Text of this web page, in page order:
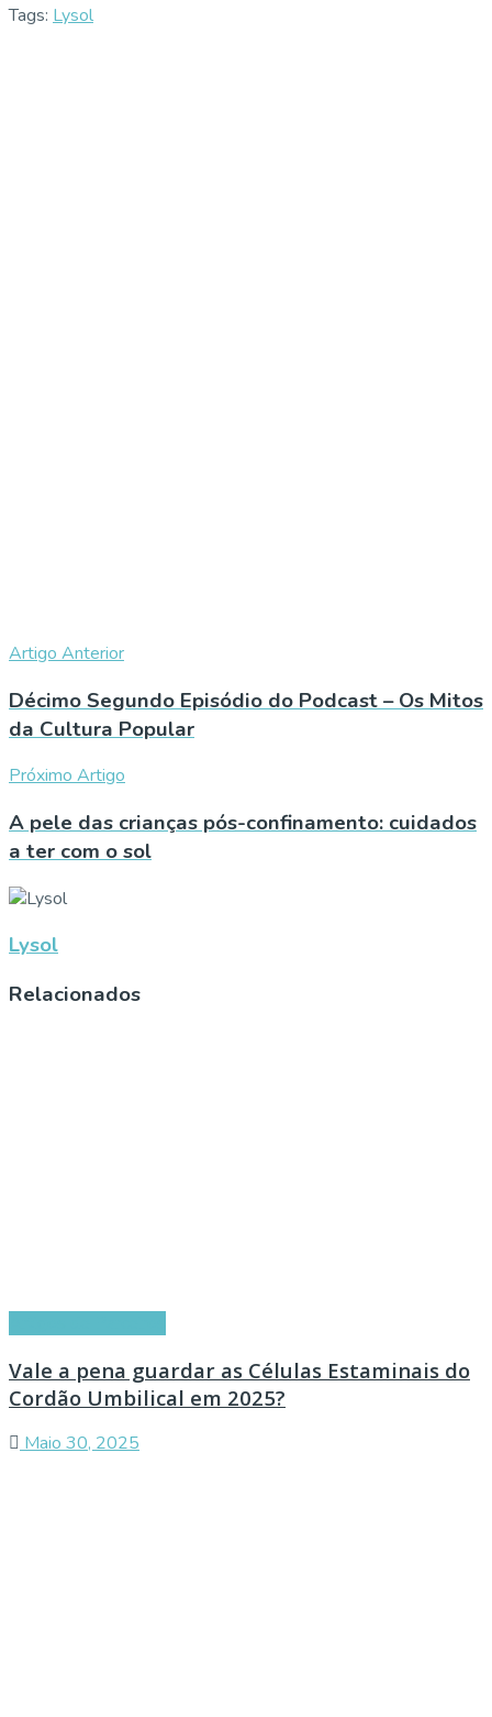
Tags: Lysol
Artigo Anterior
Décimo Segundo Episódio do Podcast – Os Mitos
da Cultura Popular
Próximo Artigo
A pele das crianças pós-confinamento: cuidados
a ter com o sol
Lysol
Relacionados
Vale a pena guardar as Células Estaminais do
Cordão Umbilical em 2025?
Maio 30, 2025